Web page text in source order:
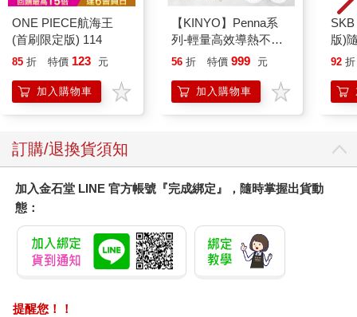
ONE PIECE航海王
(首刷限定版) 114
85 折 特價 123 元
加入購物車
【KINYO】Penna系
列-輕量高效導熱不沾
平煎鍋30cm
56 折 特價 999 元
加入購物車
92 折
訂購/退換貨須知
加入金石堂 LINE 官方帳號『完成綁定』，隨時掌握出貨動
態：
提醒您！！